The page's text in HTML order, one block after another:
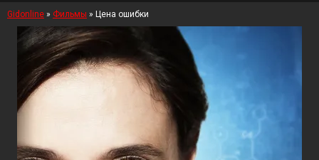
Gidonline » Фильмы » Цена ошибки